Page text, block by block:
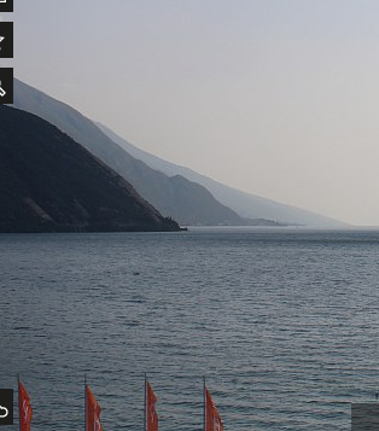
Bilder
zu "Beste Bilder"
Infos zu Residence Casa al Sole
Meteomedia Föhndiagramm
Wind- & Wetter-Statistik
Zoom
Wind & Wetter